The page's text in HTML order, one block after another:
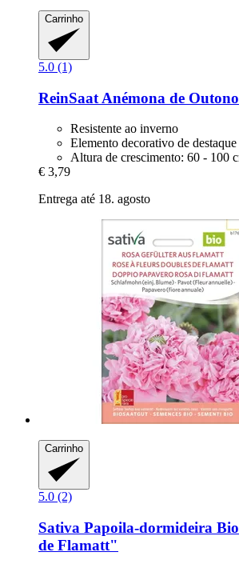
Carrinho
5.0 (1)
ReinSaat Anémona de Outono
Resistente ao inverno
Elemento decorativo de destaque
Altura de crescimento: 60 - 100
€ 3,79
Entrega até 18. agosto
Carrinho
5.0 (2)
Sativa Papoila-​dormideira
de Flamatt"